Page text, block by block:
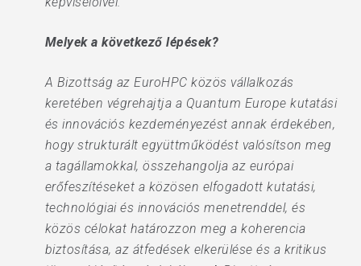
Melyek a következő lépések?
A Bizottság az EuroHPC közös vállalkozás
keretében végrehajtja a Quantum Europe kutatási
és innovációs kezdeményezést annak érdekében,
hogy strukturált együttműködést valósítson meg
a tagállamokkal, összehangolja az európai
erőfeszítéseket a közösen elfogadott kutatási,
technológiai és innovációs menetrenddel, és
közös célokat határozzon meg a koherencia
biztosítása, az átfedések elkerülése és a kritikus